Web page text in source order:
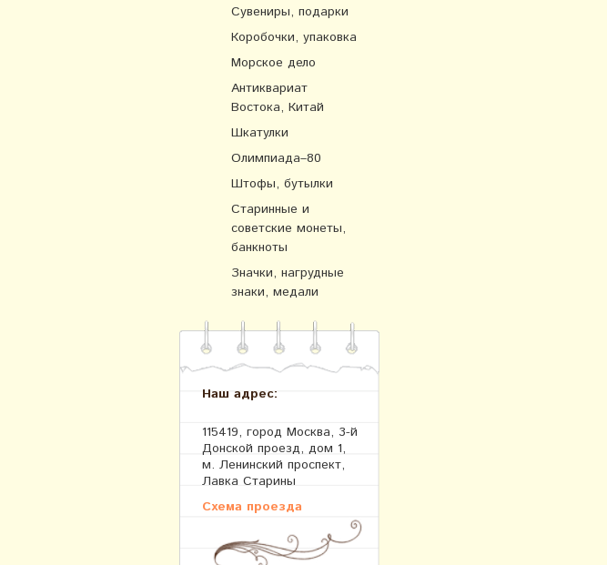
Сувениры, подарки
Коробочки, упаковка
Морское дело
Антиквариат
Востока, Китай
Шкатулки
Олимпиада–80
Штофы, бутылки
Старинные и
советские монеты,
банкноты
Значки, нагрудные
знаки, медали
Наш адрес:
115419, город Москва, 3-й
Донской проезд, дом 1,
м. Ленинский проспект,
Лавка Старины
Схема проезда